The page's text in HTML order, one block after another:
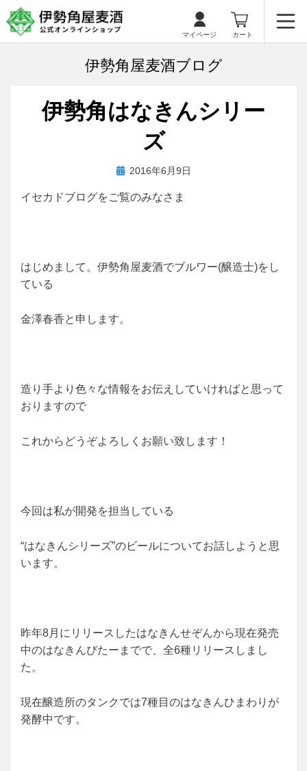
マイページ カート
伊勢角屋麦酒ブログ
伊勢角はなきんシリー
ズ
投稿者biyagura.by
投
日:
2016年6月9日
イセカドブログをご覧のみなさま
はじめまして。伊勢角屋麦酒でブルワー(醸造士)をし
ている
金澤春香と申します。
造り手より色々な情報をお伝えしていければと思って
おりますので
これからどうぞよろしくお願い致します！
今回は私が開発を担当している
“はなきんシリーズ”のビールについてお話しようと思
います。
昨年8月にリリースしたはなきんせぞんから現在発売
中のはなきんびたーまでで、全6種リリースしまし
た。
現在醸造所のタンクでは7種目のはなきんひまわりが
発酵中です。